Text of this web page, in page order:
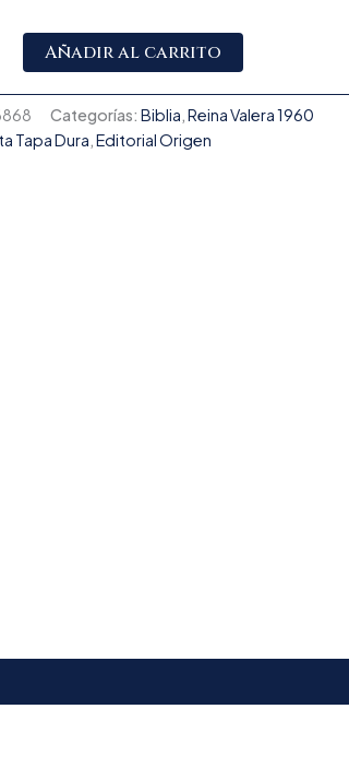
Añadir al carrito
Categorías: Biblia,Reina Valera 1960
Tapa Dura,Editorial Origen